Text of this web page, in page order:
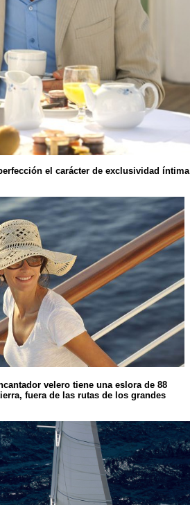
el carácter de exclusividad íntima
velero tiene una eslora de 88
fuera de las rutas de los grandes